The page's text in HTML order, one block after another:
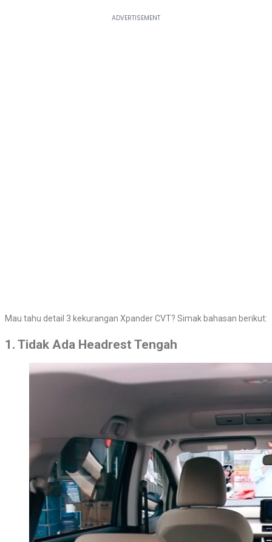
Mau tahu detail 3 kekurangan Xpander CVT? Simak bahasan berikut:
1. Tidak Ada Headrest Tengah